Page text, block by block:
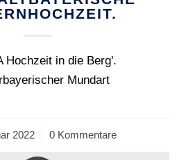
Hochzeit in die Berg'.
Mundart
2022 0 Kommentare